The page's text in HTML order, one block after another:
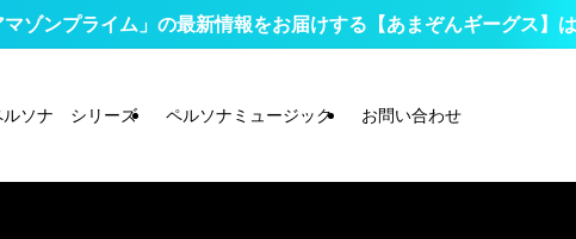
ゾンプライム」の最新情報をお届けする【あまぞんギーグス】は
ルソナ シリーズ ペルソナミュージック お問い合わせ